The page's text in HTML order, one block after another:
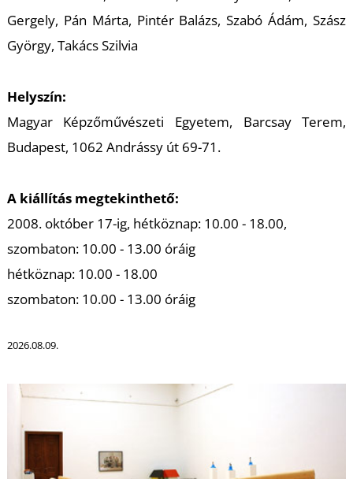
Gergely, Pán Márta, Pintér Balázs, Szabó Ádám, Szász
György, Takács Szilvia
Helyszín:
Magyar Képzőművészeti Egyetem, Barcsay Terem,
Budapest, 1062 Andrássy út 69-71.
A kiállítás megtekinthető:
2008. október 17-ig, hétköznap: 10.00 - 18.00,
szombaton: 10.00 - 13.00 óráig
hétköznap: 10.00 - 18.00
szombaton: 10.00 - 13.00 óráig
2026.08.09.